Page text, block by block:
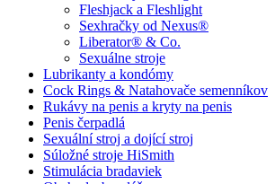
Fleshjack a Fleshlight
Sexhračky od Nexus®
Liberator® & Co.
Sexuálne stroje
Lubrikanty a kondómy
Cock Rings & Natahovače semenníkov
Rukávy na penis a kryty na penis
Penis čerpadlá
Sexuální stroj a dojící stroj
Súložné stroje HiSmith
Stimulácia bradaviek